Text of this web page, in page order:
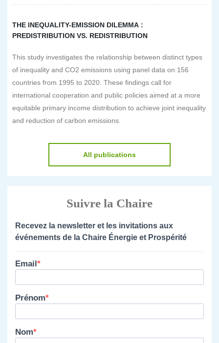
THE INEQUALITY-EMISSION DILEMMA :
PREDISTRIBUTION VS. REDISTRIBUTION
This study investigates the relationship between distinct types
of inequality and CO2 emissions using panel data on 156
countries from 1995 to 2020. These findings call for
international cooperation and public policies aimed at a more
equitable primary income distribution to achieve joint inequality
and reduction of carbon emissions.
All publications
Suivre la Chaire
Recevez la newsletter et les invitations aux
événements de la Chaire Énergie et Prospérité
Email
Prénom
Nom